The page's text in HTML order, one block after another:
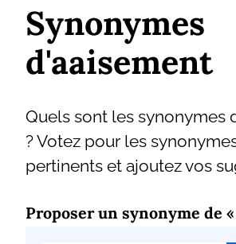
Synonymes
d'aaisement
Quels sont les synonymes
? Votez pour les
pertinents et ajoutez vos
Proposer un synonyme de